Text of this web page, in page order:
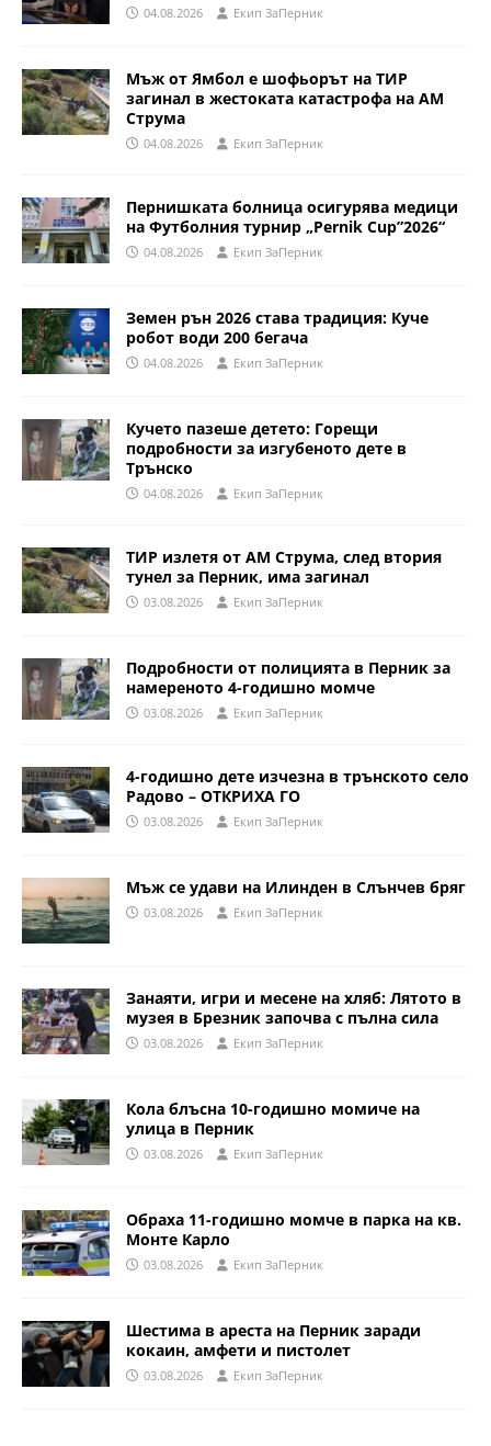
04.08.2026 Eкип ЗаПерник
Мъж от Ямбол е шофьорът на ТИР
загинал в жестоката катастрофа на АМ
Струма
04.08.2026 Eкип ЗаПерник
Пернишката болница осигурява медици
на Футболния турнир „Pernik Cup”2026“
04.08.2026 Eкип ЗаПерник
Земен рън 2026 става традиция: Куче
робот води 200 бегача
04.08.2026 Eкип ЗаПерник
Кучето пазеше детето: Горещи
подробности за изгубеното дете в
Трънско
04.08.2026 Eкип ЗаПерник
ТИР излетя от АМ Струма, след втория
тунел за Перник, има загинал
03.08.2026 Eкип ЗаПерник
Подробности от полицията в Перник за
намереното 4-годишно момче
03.08.2026 Eкип ЗаПерник
4-годишно дете изчезна в трънското село
Радово – ОТКРИХА ГО
03.08.2026 Eкип ЗаПерник
Мъж се удави на Илинден в Слънчев бряг
03.08.2026 Eкип ЗаПерник
Занаяти, игри и месене на хляб: Лятото в
музея в Брезник започва с пълна сила
03.08.2026 Eкип ЗаПерник
Кола блъсна 10-годишно момиче на
улица в Перник
03.08.2026 Eкип ЗаПерник
Обраха 11-годишно момче в парка на кв.
Монте Карло
03.08.2026 Eкип ЗаПерник
Шестима в ареста на Перник заради
кокаин, амфети и пистолет
03.08.2026 Eкип ЗаПерник